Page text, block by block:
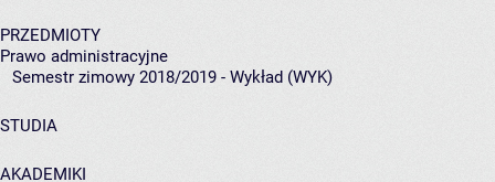
PRZEDMIOTY
Prawo administracyjne
Semestr zimowy 2018/2019 - Wykład (WYK)
STUDIA
AKADEMIKI